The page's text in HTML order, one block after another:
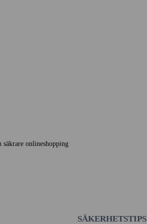
onlineshopping
SÄKERHETSTIPS